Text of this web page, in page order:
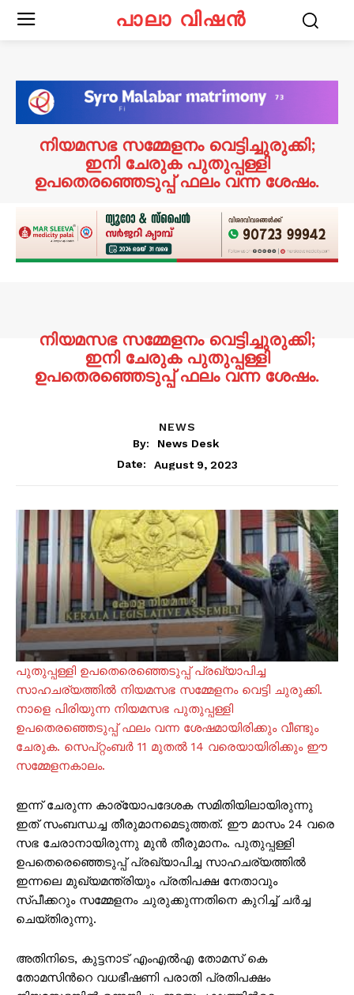
പാലാ വിഷൻ
നിയമസഭ സമ്മേളനം വെട്ടിച്ചുരുക്കി;
ഇനി ചേരുക പുതുപ്പള്ളി
ഉപതെരഞ്ഞെടുപ്പ് ഫലം വന്ന ശേഷം.
നിയമസഭ സമ്മേളനം വെട്ടിച്ചുരുക്കി;
ഇനി ചേരുക പുതുപ്പള്ളി
ഉപതെരഞ്ഞെടുപ്പ് ഫലം വന്ന ശേഷം.
NEWS
By:
News Desk
Date:
August 9, 2023
പുതുപ്പള്ളി ഉപതെരെഞ്ഞെടുപ്പ് പ്രഖ്യാപിച്ച
സാഹചര്യത്തിൽ നിയമസഭ സമ്മേളനം വെട്ടി ചുരുക്കി.
നാളെ പിരിയുന്ന നിയമസഭ പുതുപ്പള്ളി
ഉപതെരഞ്ഞെടുപ്പ് ഫലം വന്ന ശേഷമായിരിക്കും വീണ്ടും
ചേരുക. സെപ്റ്റംബർ 11 മുതൽ 14 വരെയായിരിക്കും ഈ
സമ്മേളനകാലം.
ഇന്ന് ചേരുന്ന കാര്യോപദേശക സമിതിയിലായിരുന്നു
ഇത് സംബന്ധച്ച തീരുമാനമെടുത്തത്. ഈ മാസം 24 വരെ
സഭ ചേരാനായിരുന്നു മുൻ തീരുമാനം. പുതുപ്പള്ളി
ഉപതെരെഞ്ഞെടുപ്പ് പ്രഖ്യാപിച്ച സാഹചര്യത്തിൽ
ഇന്നലെ മുഖ്യമന്ത്രിയും പ്രതിപക്ഷ നേതാവും
സ്പീക്കറും സമ്മേളനം ചുരുക്കുന്നതിനെ കുറിച്ച് ചർച്ച
ചെയ്തിരുന്നു.
അതിനിടെ, കുട്ടനാട് എംഎല്‍എ തോമസ് കെ
തോമസിന്‍റെ വധഭീഷണി പരാതി പ്രതിപക്ഷം